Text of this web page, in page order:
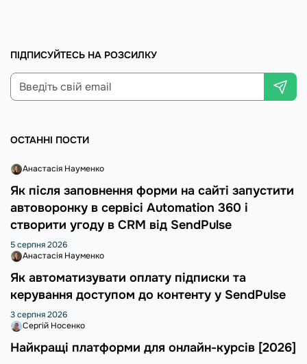
ПІДПИСУЙТЕСЬ НА РОЗСИЛКУ
ОСТАННІ ПОСТИ
Анастасія Науменко
Як після заповнення форми на сайті запустити
автоворонку в сервісі Automation 360 і
створити угоду в CRM від SendPulse
5 серпня 2026
Анастасія Науменко
Як автоматизувати оплату підписки та
керування доступом до контенту у SendPulse
3 серпня 2026
Сергій Носенко
Найкращі платформи для онлайн-курсів [2026]